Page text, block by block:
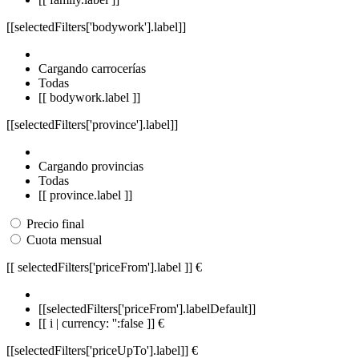
[[selectedFilters['bodywork'].label]]
Cargando carrocerías
Todas
[[ bodywork.label ]]
[[selectedFilters['province'].label]]
Cargando provincias
Todas
[[ province.label ]]
Precio final
Cuota mensual
[[ selectedFilters['priceFrom'].label ]] €
[[selectedFilters['priceFrom'].labelDefault]]
[[ i | currency: '':false ]] €
[[selectedFilters['priceUpTo'].label]] €